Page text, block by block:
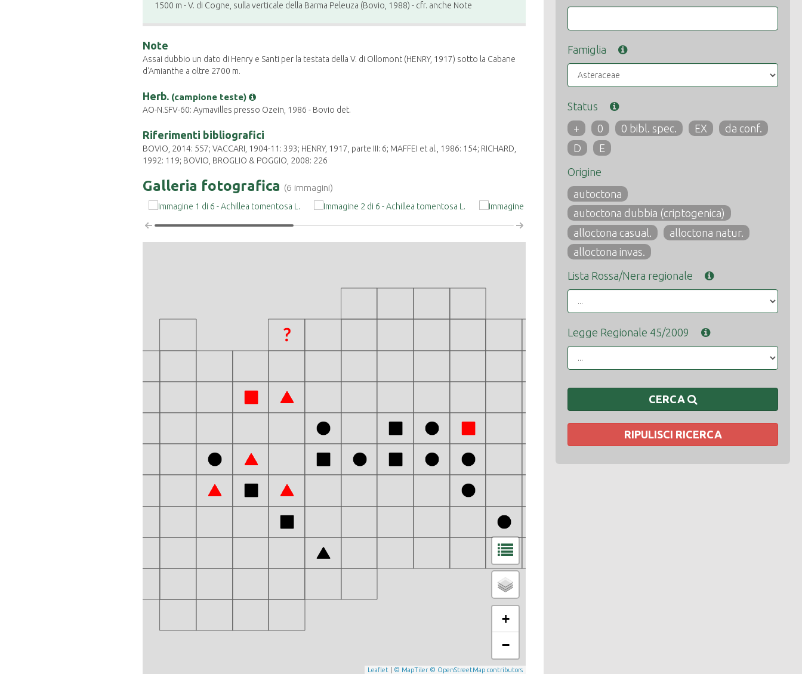
1500 m - V. di Cogne, sulla verticale della Barma Peleuza (Bovio, 1988) - cfr. anche Note
Note
Assai dubbio un dato di Henry e Santi per la testata della V. di Ollomont (HENRY, 1917) sotto la Cabane
d'Amianthe a oltre 2700 m.
Herb. (campione teste)
AO-N.SFV-60: Aymavilles presso Ozein, 1986 - Bovio det.
Riferimenti bibliografici
BOVIO, 2014: 557; VACCARI, 1904-11: 393; HENRY, 1917, parte III: 6; MAFFEI et al., 1986: 154; RICHARD,
1992: 119; BOVIO, BROGLIO & POGGIO, 2008: 226
Galleria fotografica (6 immagini)
+
−
Leaflet © MapTiler © OpenStreetMap contributors
Famiglia
Status
+
0 0 bibl. spec. EX
da conf.
D
E
Origine
autoctona
autoctona dubbia (criptogenica)
alloctona casual.
alloctona natur.
alloctona invas.
Lista Rossa/Nera regionale
Legge Regionale 45/2009
CERCA